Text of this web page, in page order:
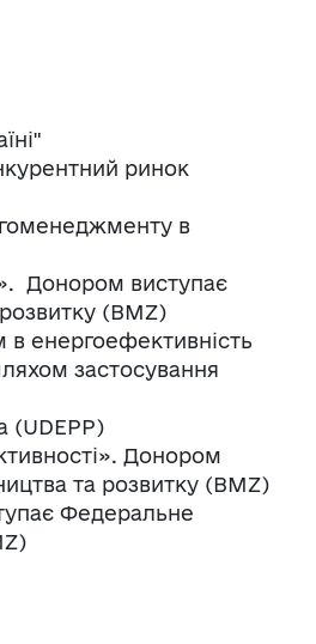
ринок
в
Донором виступає
(BMZ)
в енергоефективність
застосування
(UDEPP)
Донором
та розвитку (BMZ)
Федеральне